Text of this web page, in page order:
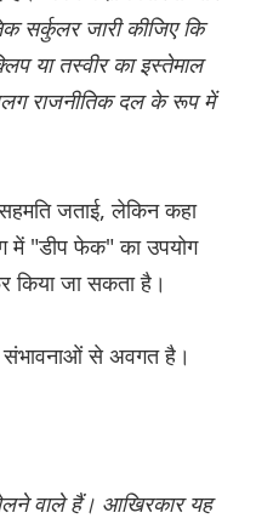
सर्कुलर जारी कीजिए कि
या तस्वीर का इस्तेमाल
राजनीतिक दल के रूप में
जताई, लेकिन कहा
में "डीप फेक" का उपयोग
किया जा सकता है।
संभावनाओं से अवगत है।
वाले हैं। आखिरकार यह